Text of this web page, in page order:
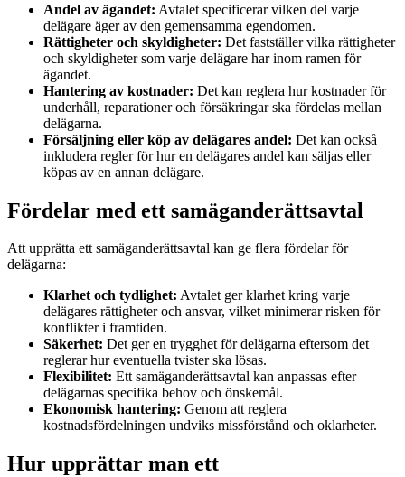
Andel av ägandet: Avtalet specificerar vilken del varje
delägare äger av den gemensamma egendomen.
Rättigheter och skyldigheter: Det fastställer vilka rättigheter
och skyldigheter som varje delägare har inom ramen för
ägandet.
Hantering av kostnader: Det kan reglera hur kostnader för
underhåll, reparationer och försäkringar ska fördelas mellan
delägarna.
Försäljning eller köp av delägares andel: Det kan också
inkludera regler för hur en delägares andel kan säljas eller
köpas av en annan delägare.
Fördelar med ett samäganderättsavtal
Att upprätta ett samäganderättsavtal kan ge flera fördelar för
delägarna:
Klarhet och tydlighet: Avtalet ger klarhet kring varje
delägares rättigheter och ansvar, vilket minimerar risken för
konflikter i framtiden.
Säkerhet: Det ger en trygghet för delägarna eftersom det
reglerar hur eventuella tvister ska lösas.
Flexibilitet: Ett samäganderättsavtal kan anpassas efter
delägarnas specifika behov och önskemål.
Ekonomisk hantering: Genom att reglera
kostnadsfördelningen undviks missförstånd och oklarheter.
Hur upprättar man ett